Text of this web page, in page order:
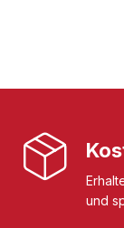
und